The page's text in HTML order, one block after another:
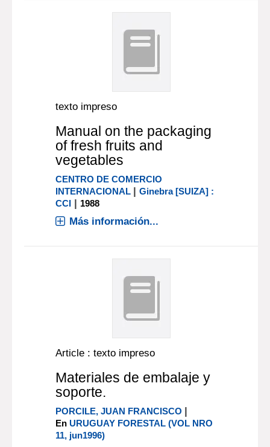
texto impreso
Manual on the packaging
of fresh fruits and
vegetables
CENTRO DE COMERCIO
INTERNACIONAL |Ginebra [SUIZA] :
CCI | 1988
Más información...
Article : texto impreso
Materiales de embalaje y
soporte.
PORCILE, JUAN FRANCISCO |
EnURUGUAY FORESTAL (VOL NRO
11, jun1996)